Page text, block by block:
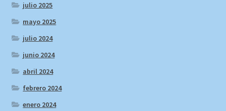
julio 2025
mayo 2025
julio 2024
junio 2024
abril 2024
febrero 2024
enero 2024